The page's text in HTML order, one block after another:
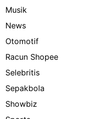
Musik
News
Otomotif
Racun Shopee
Selebritis
Sepakbola
Showbiz